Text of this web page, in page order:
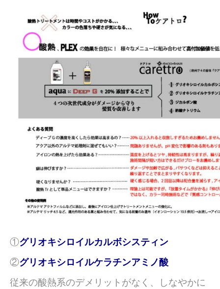
①グリオキシロイルカルボシスティン
②グリオキシロイルケラチンアミノ酸
従来の酸熱系のデメリットがなく、しなやかに